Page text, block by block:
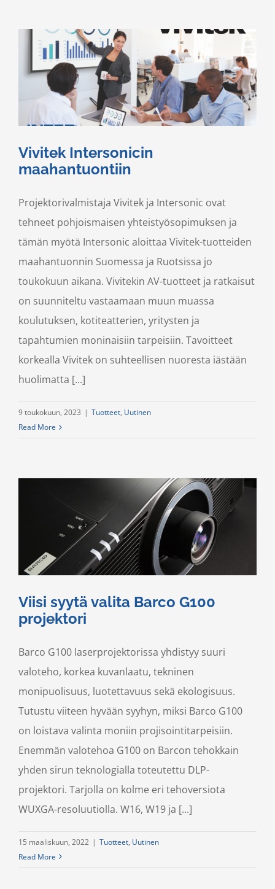
Vivitek Intersonicin
maahantuontiin
Projektorivalmistaja Vivitek ja Intersonic ovat
tehneet pohjoismaisen yhteistyösopimuksen ja
tämän myötä Intersonic aloittaa Vivitek-tuotteiden
maahantuonnin Suomessa ja Ruotsissa jo
toukokuun aikana. Vivitekin AV-tuotteet ja ratkaisut
on suunniteltu vastaamaan muun muassa
koulutuksen, kotiteatterien, yritysten ja
tapahtumien moninaisiin tarpeisiin. Tavoitteet
korkealla Vivitek on suhteellisen nuoresta iästään
huolimatta [...]
9 toukokuun, 2023 | Tuotteet, Uutinen
Read More
Viisi syytä valita Barco G100
projektori
Barco G100 laserprojektorissa yhdistyy suuri
valoteho, korkea kuvanlaatu, tekninen
monipuolisuus, luotettavuus sekä ekologisuus.
Tutustu viiteen hyvään syyhyn, miksi Barco G100
on loistava valinta moniin projisointitarpeisiin.
Enemmän valotehoa G100 on Barcon tehokkain
yhden sirun teknologialla toteutettu DLP-
projektori. Tarjolla on kolme eri tehoversiota
WUXGA-resoluutiolla. W16, W19 ja [...]
15 maaliskuun, 2022 | Tuotteet, Uutinen
Read More